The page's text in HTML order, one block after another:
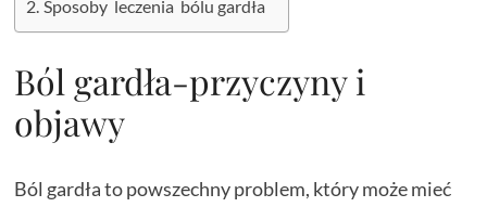
Sposoby leczenia bólu gardła
Ból gardła-przyczyny i
objawy
Ból gardła to powszechny problem, który może mieć